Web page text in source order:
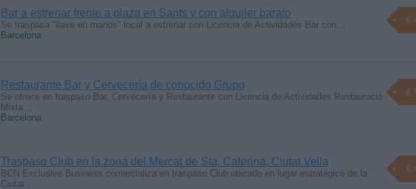
Bar a estrenar frente a plaza en Sants y con alquiler barato
€
Se traspasa "llave en manos" local a estrenar con Licencia de Actividades Bar con…
Barcelona
Restaurante Bar y Cervecería de conocido Grupo
€
Se ofrece en traspaso Bar, Cervecería y Restaurante con Licencia de Actividades Restauració
Mixta…
Barcelona
Traspaso Club en la zona del Mercat de Sta. Caterina, Ciutat Vella
€
BCN Exclusive Business comercializa en traspaso Club ubicado en lugar estratégico de la
Ciutat…